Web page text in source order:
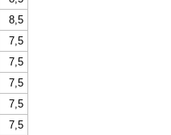
8,5
7,5
7,5
7,5
7,5
7,5